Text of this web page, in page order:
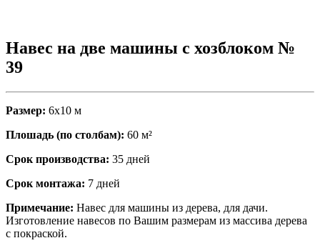
Навес на две машины с хозблоком №
39
Размер: 6х10 м
Плошадь (по столбам): 60 м²
Срок производства: 35 дней
Срок монтажа: 7 дней
Примечание: Навес для машины из дерева, для дачи.
Изготовление навесов по Вашим размерам из массива дерева
с покраской.